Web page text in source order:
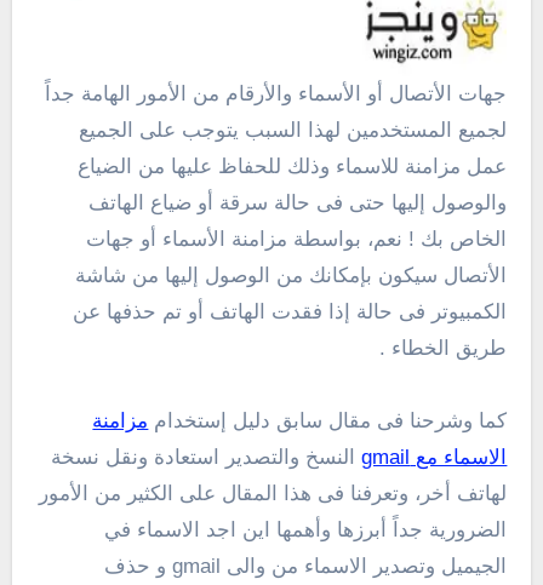
جهات الأتصال أو الأسماء والأرقام من الأمور الهامة جداً
لجميع المستخدمين لهذا السبب يتوجب على الجميع
عمل مزامنة للاسماء وذلك للحفاظ عليها من الضياع
والوصول إليها حتى فى حالة سرقة أو ضياع الهاتف
الخاص بك ! نعم، بواسطة مزامنة الأسماء أو جهات
الأتصال سيكون بإمكانك من الوصول إليها من شاشة
الكمبيوتر فى حالة إذا فقدت الهاتف أو تم حذفها عن
طريق الخطاء .
كما وشرحنا فى مقال سابق دليل إستخدام مزامنة
الاسماء مع gmail
النسخ والتصدير استعادة ونقل نسخة
لهاتف أخر، وتعرفنا فى هذا المقال على الكثير من الأمور
الضرورية جداً أبرزها وأهمها اين اجد الاسماء في
الجيميل وتصدير الاسماء من والى gmail و حذف